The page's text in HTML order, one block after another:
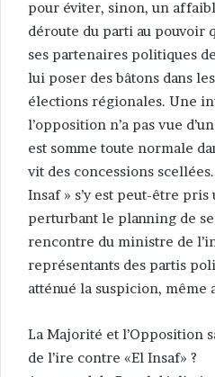
pour éviter, sinon, un
déroute du parti au pouvoir
ses partenaires politiques
lui poser des bâtons dans
élections régionales. Une
l’opposition n’a pas vue
est somme toute normale
vit des concessions
Insaf » s’y est peut-être
perturbant le planning de
rencontre du ministre de
représentants des partis
atténué la suspicion, même
La Majorité et l’Opposition
de l’ire contre «El Insaf» ?